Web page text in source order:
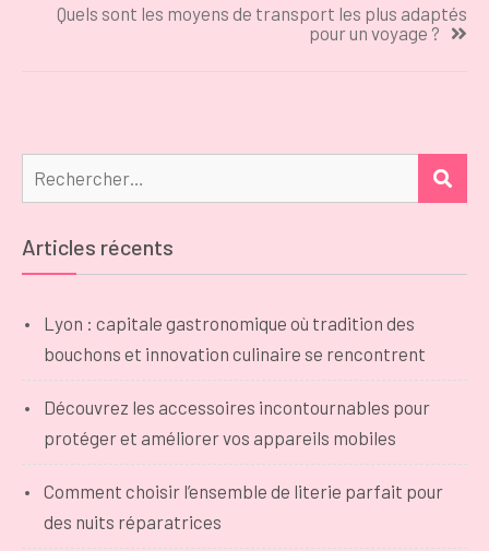
l’article
Quels sont les moyens de transport les plus adaptés
pour un voyage ?
Rechercher :
Articles récents
Lyon : capitale gastronomique où tradition des
bouchons et innovation culinaire se rencontrent
Découvrez les accessoires incontournables pour
protéger et améliorer vos appareils mobiles
Comment choisir l’ensemble de literie parfait pour
des nuits réparatrices